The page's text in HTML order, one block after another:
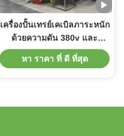
เครื่องปั้นเทรย์เคเบิลภาระหนัก
ด้วยความดัน 380v และ
มอเตอร์แรง 2 * 45kw
หา ราคา ที่ ดี ที่สุด